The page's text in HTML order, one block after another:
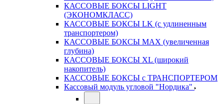
КАССОВЫЕ БОКСЫ LIGHT
(ЭКОНОМКЛАСС)
КАССОВЫЕ БОКСЫ LK (с удлиненным
транспортером)
КАССОВЫЕ БОКСЫ MAX (увеличенная
глубина)
КАССОВЫЕ БОКСЫ XL (широкий
накопитель)
КАССОВЫЕ БОКСЫ с ТРАНСПОРТЕРОМ
Кассовый модуль угловой "Нордика"